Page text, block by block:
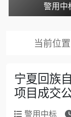
警用中
当前位置
宁夏回族
项目成交
警用中标